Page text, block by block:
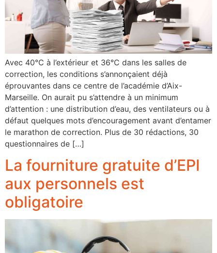
Avec 40°C à l’extérieur et 36°C dans les salles de
correction, les conditions s’annonçaient déjà
éprouvantes dans ce centre de l’académie d’Aix-
Marseille. On aurait pu s’attendre à un minimum
d’attention : une distribution d’eau, des ventilateurs ou à
défaut quelques mots d’encouragement avant d’entamer
le marathon de correction. Plus de 30 rédactions, 30
questionnaires de […]
La fourniture gratuite d’EPI
aux personnels est
obligatoire